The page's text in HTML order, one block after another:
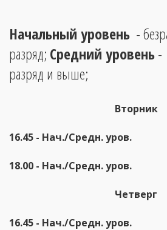
Начальный уровень
-
разряд; Средний уровень -
разряд и выше;
Вторник
16.45 - Нач./Cредн. уров.
18.00 - Нач./Cредн. уров.
Четверг
16.45 - Нач./Cредн. уров.